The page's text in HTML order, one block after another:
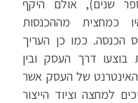
שנים), אולם היקף
כמחצית מההכנסות
הכנסה. כמו כן העריך
בוצעו דרך העסק ובין
של העסק אשר
למחצה וציוד הייצור